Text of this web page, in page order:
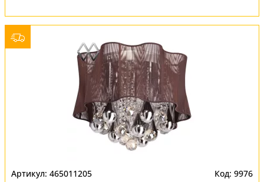
465011205 9976